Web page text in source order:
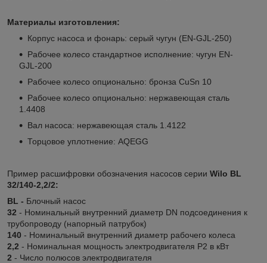
Материалы изготовления:
Корпус насоса и фонарь: серый чугун (EN‐GJL-250)
Рабочее колесо стандартное исполнение: чугун EN-
GJL-200
Рабочее колесо опционально: бронза CuSn 10
Рабочее колесо опционально: нержавеющая сталь
1.4408
Вал насоса: нержавеющая сталь 1.4122
Торцовое уплотнение: AQEGG
Пример расшифровки обозначения насосов серии Wilo BL
32/140-2,2/2:
BL - Блочный насос
32 - Номинальный внутренний диаметр DN подсоединения к
трубопроводу (напорный патрубок)
140 - Номинальный внутренний диаметр рабочего колеса
2,2 - Номинальная мощность электродвигателя P2 в кВт
2 - Число полюсов электродвигателя